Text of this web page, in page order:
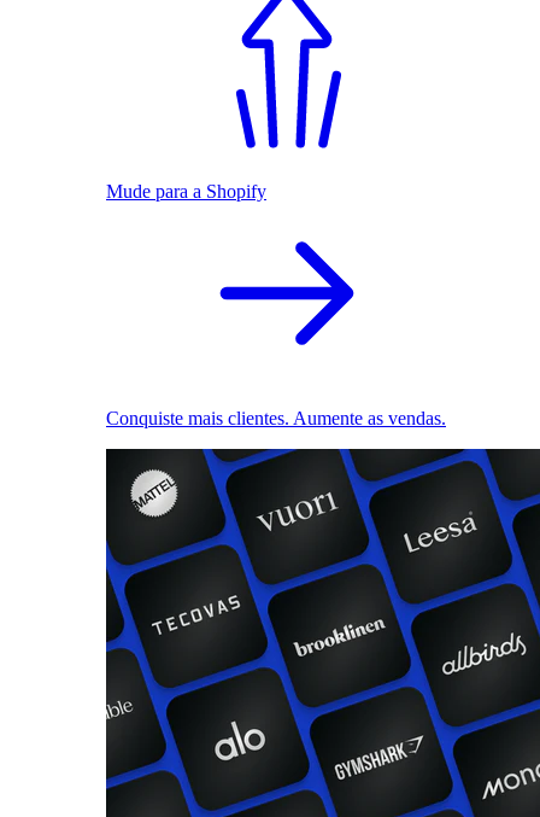
Mude para a Shopify
Conquiste mais clientes. Aumente as vendas.